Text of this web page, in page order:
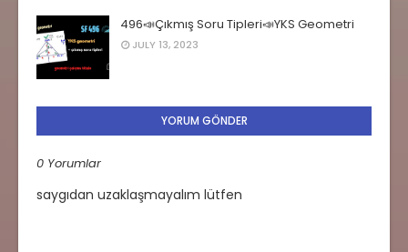
496📣Çıkmış Soru Tipleri📣YKS Geometri
JULY 13, 2023
YORUM GÖNDER
0 Yorumlar
saygıdan uzaklaşmayalım lütfen